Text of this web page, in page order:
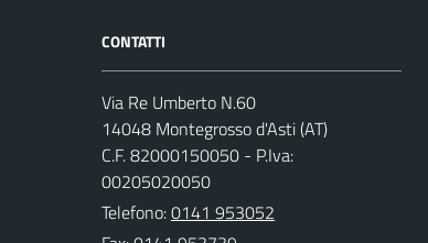
CONTATTI
Via Re Umberto N.60
14048 Montegrosso d'Asti (AT)
C.F. 82000150050 - P.Iva:
00205020050
Telefono:0141 953052